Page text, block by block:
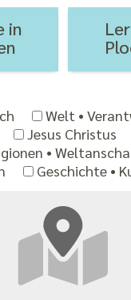
in
Welt •
Jesus Christus
•
Geschichte •